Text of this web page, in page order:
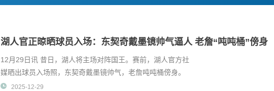
湖人官正晾晒球员入场：东契奇戴墨镜帅气逼人 老詹“吨吨桶”傍身
12月29日讯 昔日，湖人将主场对阵国王。赛前，湖人官方社
媒晒出球员入场照，东契奇戴墨镜帅气，老詹吨吨桶傍身。
2025-12-29